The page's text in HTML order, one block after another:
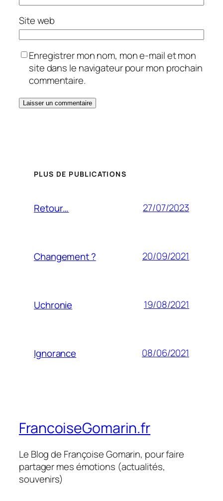
Site web
Enregistrer mon nom, mon e-mail et mon
site dans le navigateur pour mon prochain
commentaire.
PLUS DE PUBLICATIONS
Retour… 27/07/2023
Changement ? 20/09/2021
Uchronie 19/08/2021
Ignorance 08/06/2021
FrancoiseGomarin.fr
Le Blog de Françoise Gomarin, pour faire
partager mes émotions (actualités,
souvenirs)